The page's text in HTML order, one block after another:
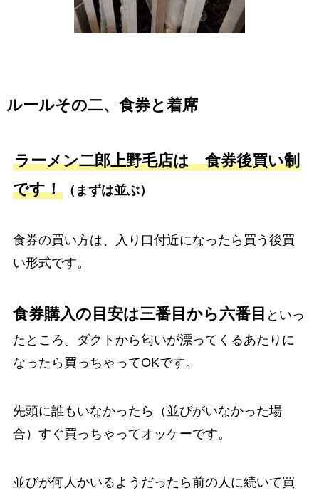
ルールその二、食券と着席
ラーメン二郎上野毛店は 食券後買い制
です！（まずは並ぶ）
食券の買い方は、入り口付近になったら買う後買
い形式です。
食券購入の目安は三番目から六番目 といっ
たところ。ダクトから匂いが漂ってくるあたりに
なったら買っちゃってOKです。
先頭に誰もいなかったら（並びがいなかった場
合）すぐ買っちゃってオッケーです。
並びが何人かいるようだったら前の人に続いて買